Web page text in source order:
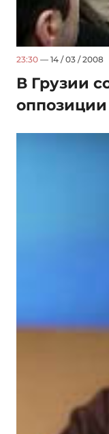
23:30 — 14 / 03 / 2008
В Грузии
оппозиции